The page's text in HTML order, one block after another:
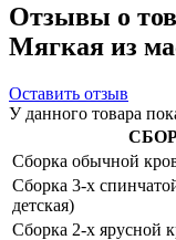
Отзывы о
Мягкая из
Оставить отзыв
У данного товара
Сборка обычной
Сборка 3-х
детская)
Сборка 2-х ярусной